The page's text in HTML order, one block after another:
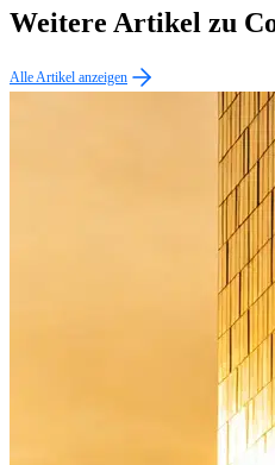
Weitere Artikel zu
Alle Artikel anzeigen